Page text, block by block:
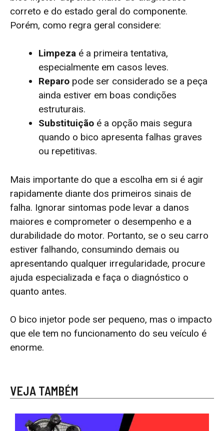
correto e do estado geral do componente.
Porém, como regra geral considere:
Limpeza é a primeira tentativa,
especialmente em casos leves.
Reparo pode ser considerado se a peça
ainda estiver em boas condições
estruturais.
Substituição é a opção mais segura
quando o bico apresenta falhas graves
ou repetitivas.
Mais importante do que a escolha em si é agir
rapidamente diante dos primeiros sinais de
falha. Ignorar sintomas pode levar a danos
maiores e comprometer o desempenho e a
durabilidade do motor. Portanto, se o seu carro
estiver falhando, consumindo demais ou
apresentando qualquer irregularidade, procure
ajuda especializada e faça o diagnóstico o
quanto antes.
O bico injetor pode ser pequeno, mas o impacto
que ele tem no funcionamento do seu veículo é
enorme.
VEJA TAMBÉM